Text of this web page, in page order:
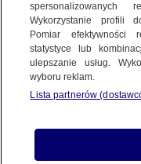
spersonalizowanych
Wykorzystanie profili
Pomiar efektywności
statystyce lub
ulepszanie usług.
wyboru reklam.
Lista partnerów